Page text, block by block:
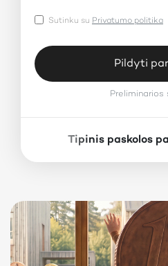
Paskolos suma:
Paskolos terminas:
Fiksuotoji metinė palūkanų
Sutinku su Privatumo politika
Pildyti
Preliminarios
Tipinis paskolos